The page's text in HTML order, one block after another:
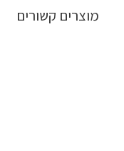
מוצרים קשורים